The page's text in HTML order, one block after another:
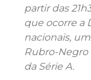
partir das
que ocorre a
nacionais,
Rubro-
da Série A.